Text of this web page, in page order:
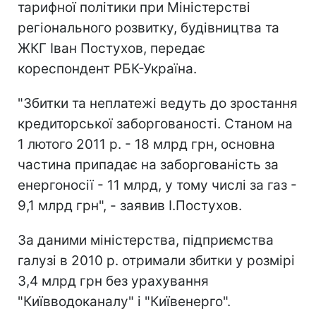
тарифної політики при Міністерстві
регіонального розвитку, будівництва та
ЖКГ Іван Постухов, передає
кореспондент РБК-Україна.
"Збитки та неплатежі ведуть до зростання
кредиторської заборгованості. Станом на
1 лютого 2011 р. - 18 млрд грн, основна
частина припадає на заборгованість за
енергоносії - 11 млрд, у тому числі за газ -
9,1 млрд грн", - заявив І.Постухов.
За даними міністерства, підприємства
галузі в 2010 р. отримали збитки у розмірі
3,4 млрд грн без урахування
"Київводоканалу" і "Київенерго".